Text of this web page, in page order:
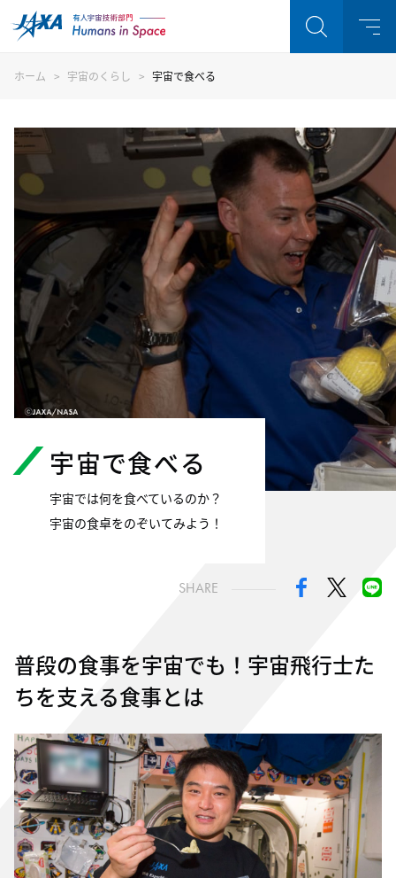
ホーム 宇宙のくらし 宇宙で食べる
宇宙で食べる
宇宙では何を食べているのか？
宇宙の食卓をのぞいてみよう！
SHARE
普段の食事を宇宙でも！ 宇宙飛行士た
ちを支える食事とは